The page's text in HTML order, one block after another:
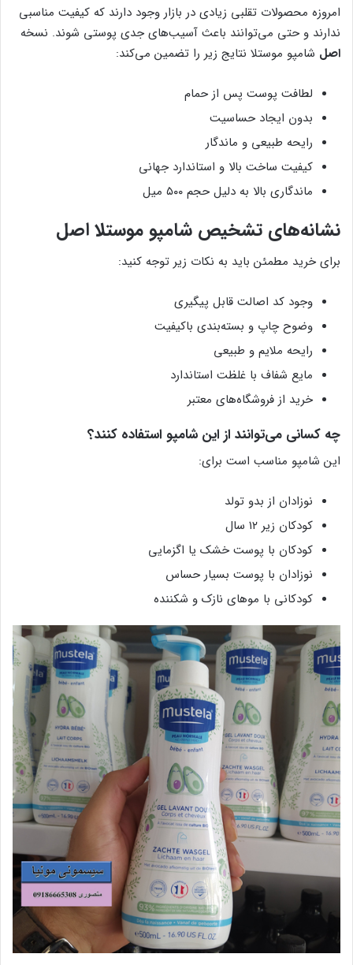
امروزه محصولات تقلبی زیادی در بازار وجود دارند که کیفیت مناسبی
ندارند و حتی می‌توانند باعث آسیب‌های جدی پوستی شوند. نسخه
اصل شامپو موستلا نتایج زیر را تضمین می‌کند:
لطافت پوست پس از حمام
بدون ایجاد حساسیت
رایحه طبیعی و ماندگار
کیفیت ساخت بالا و استاندارد جهانی
ماندگاری بالا به دلیل حجم ۵۰۰ میل
نشانه‌های تشخیص شامپو موستلا اصل
برای خرید مطمئن باید به نکات زیر توجه کنید:
وجود کد اصالت قابل پیگیری
وضوح چاپ و بسته‌بندی باکیفیت
رایحه ملایم و طبیعی
مایع شفاف با غلظت استاندارد
خرید از فروشگاه‌های معتبر
چه کسانی می‌توانند از این شامپو استفاده کنند؟
این شامپو مناسب است برای:
نوزادان از بدو تولد
کودکان زیر ۱۲ سال
کودکان با پوست خشک یا اگزمایی
نوزادان با پوست بسیار حساس
کودکانی با موهای نازک و شکننده